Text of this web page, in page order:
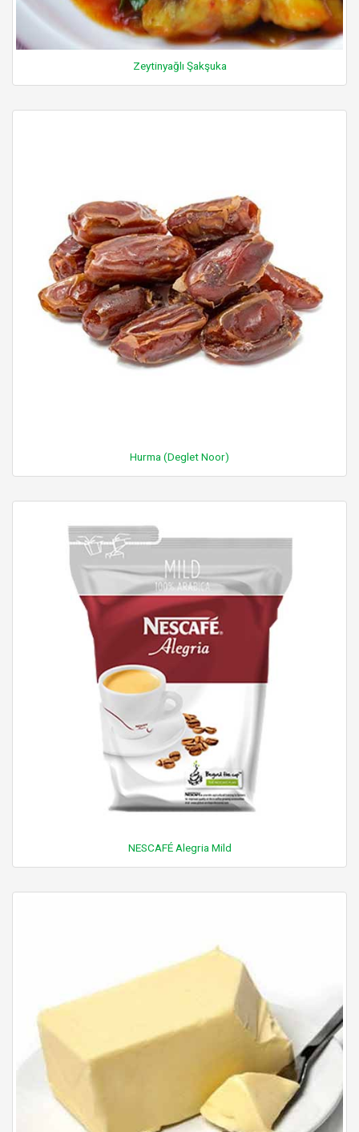
Zeytinyağlı Şakşuka
Hurma (Deglet Noor)
NESCAFÉ Alegria Mild